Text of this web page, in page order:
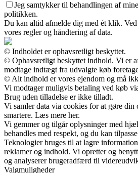
Jeg samtykker til behandlingen af
politikken.
Du kan altid afmelde dig med ét klik.
vores regler og håndtering af data.
© Indholdet er ophavsretligt beskyttet.
© Ophavsretligt beskyttet indhold. Vi er
modtage indtægt fra udvalgte køb
© Alt indhold er vores ejendom og må
Vi modtager muligvis betaling ved køb
Brug uden tilladelse er ikke tilladt.
Vi samler data via cookies for at gøre din
smartere. Læs mere her.
Vi gemmer og tilgår oplysninger med
behandles med respekt, og du kan
Teknologier bruges til at lagre
reklamer og indhold. Vi opretter og
og analyserer brugeradfærd til
Valgmuligheder